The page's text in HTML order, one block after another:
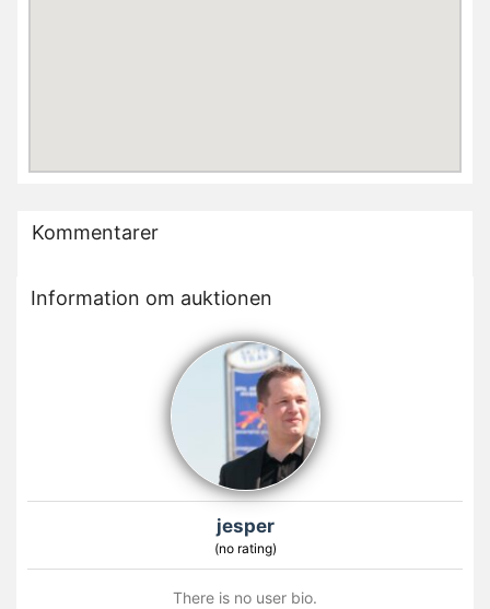
Kommentarer
Information om auktionen
jesper
(no rating)
There is no user bio.